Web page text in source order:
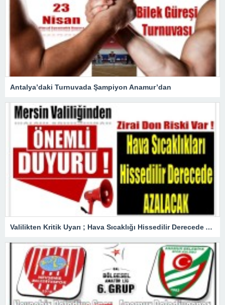
Antalya’daki Turnuvada Şampiyon Anamur’dan
Valilikten Kritik Uyarı ; Hava Sıcaklığı Hissedilir Derecede Azalacak!